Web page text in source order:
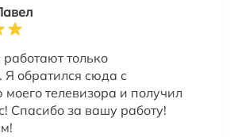
работают только
обратился сюда с
телевизора и получил
Спасибо за вашу работу!